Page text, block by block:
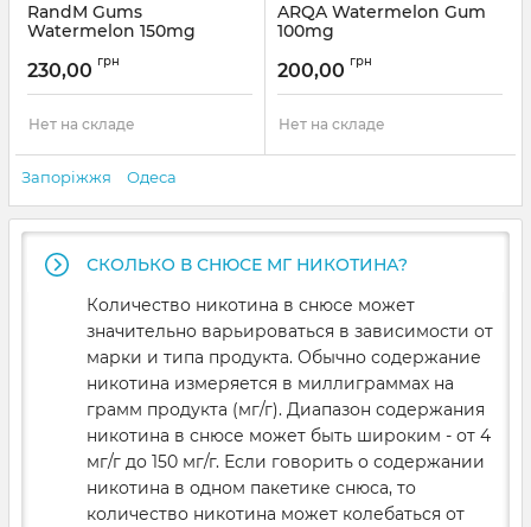
RandM Gums
Watermelon 150mg
230,00 грн
Нет на складе
ARQA Watermelon Gum
100mg
200,00 грн
Нет на складе
Запоріжжя Одеса
СКОЛЬКО В СНЮСЕ МГ НИКОТИНА?
Количество никотина в снюсе может
значительно варьироваться в зависимости от
марки и типа продукта. Обычно содержание
никотина измеряется в миллиграммах на
грамм продукта (мг/г). Диапазон содержания
никотина в снюсе может быть широким - от 4
мг/г до 150 мг/г. Если говорить о содержании
никотина в одном пакетике снюса, то
количество никотина может колебаться от